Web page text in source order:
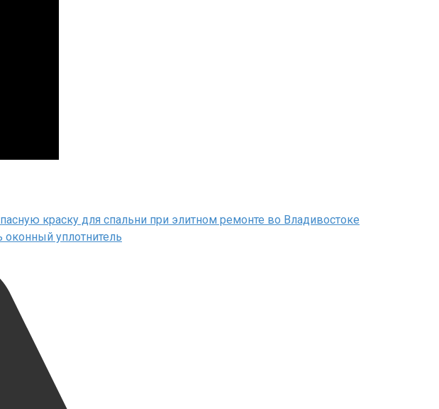
краску для спальни при элитном ремонте во Владивостоке
оконный уплотнитель